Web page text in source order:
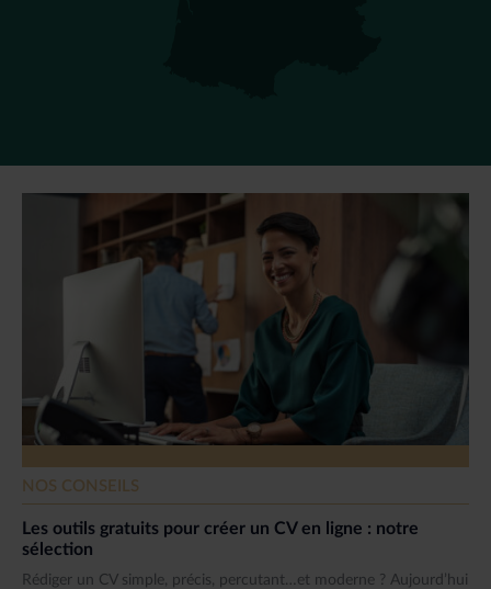
NOS CONSEILS
Les outils gratuits pour créer un CV en ligne : notre
sélection
Rédiger un CV simple, précis, percutant…et moderne ? Aujourd’hui